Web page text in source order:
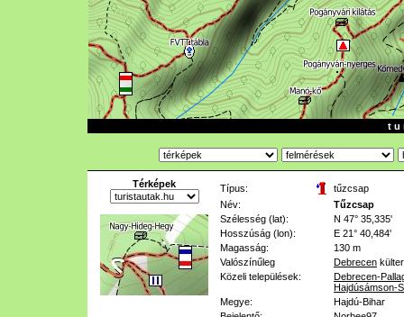
t u
Térképek Típus:
tűzcsap
Név:
Tűzcsap
Szélesség (lat):
N 47° 35,335'
Hosszúság (lon):
E 21° 40,484'
Magasság:
130 m
Valószínűleg
Debrecen
Közeli települések:
Debrecen-
Hajdúsámson-
Megye:
Hajdú-Bihar